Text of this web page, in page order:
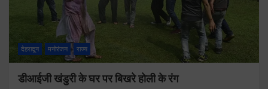
देहरादून मनोरंजन राज्य
डीआईजी खंडुरी के घर पर बिखरे होली के रंग